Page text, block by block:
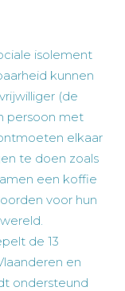
isolement
kunnen
(de
persoon met
elkaar
te doen zoals
een koffie
voor hun
de 13
en
ondersteund